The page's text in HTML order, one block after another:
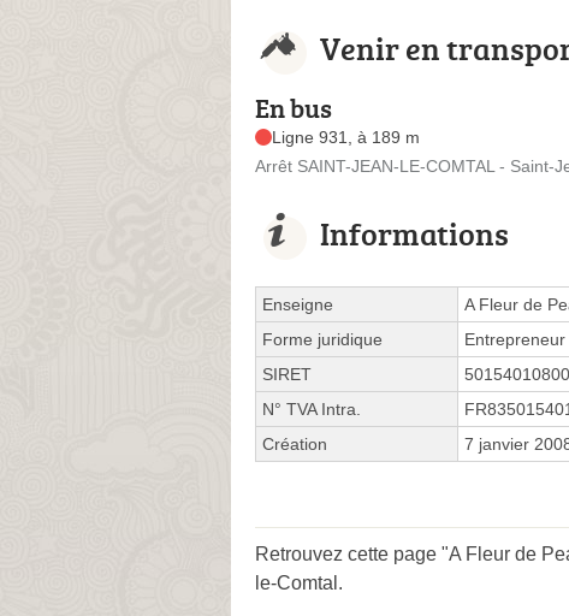
Venir en
En bus
Ligne 931, à 189 m
Arrêt SAINT-JEAN-LE-COMTAL - Saint-
Informations
Enseigne
A Fleur de
Forme juridique
SIRET
N° TVA Intra.
Création
7 janvier
Retrouvez cette page "A Fleur de
le-Comtal .